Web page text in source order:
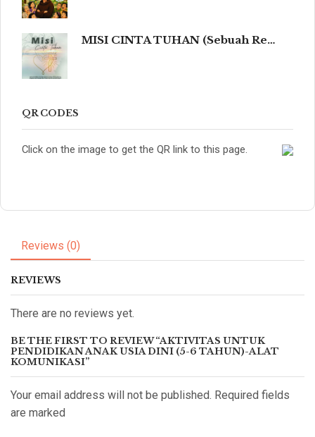
MISI CINTA TUHAN (Sebuah Refleksi Teologis dalam Cahaya Kidung Agung, Magisterium Gereja, dan Tradisi Katolik yang Mengalir dalam Keindahan Budaya serta Spiritualitas Mendalam yang Menyentuh dan Meneguhkan Hati Beriman.)
QR CODES
Click on the image to get the QR link to this page.
Reviews (0)
REVIEWS
There are no reviews yet.
BE THE FIRST TO REVIEW “AKTIVITAS UNTUK
PENDIDIKAN ANAK USIA DINI (5-6 TAHUN)-ALAT
KOMUNIKASI”
Your email address will not be published. Required fields
are marked